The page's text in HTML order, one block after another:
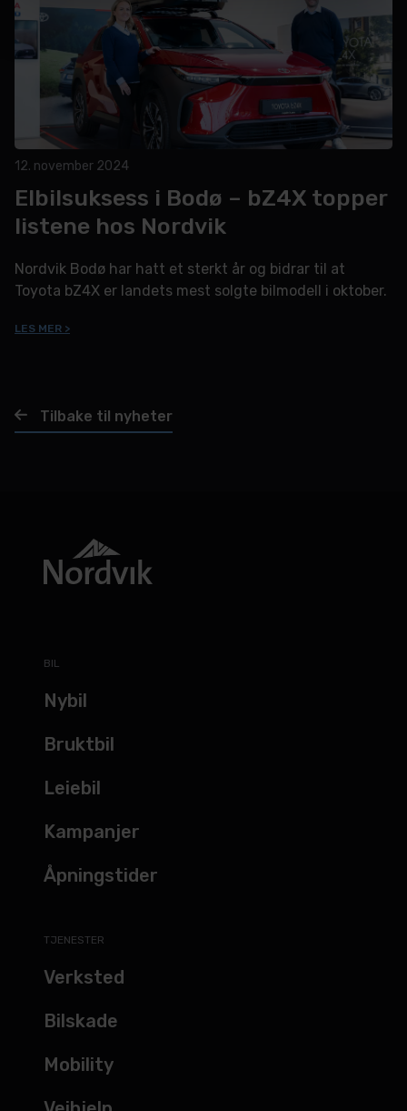
12. november 2024
Elbilsuksess i Bodø – bZ4X topper
listene hos Nordvik
Nordvik Bodø har hatt et sterkt år og bidrar til at
Toyota bZ4X er landets mest solgte bilmodell i oktober.
LES MER >
Tilbake til nyheter
BIL
Nybil
Bruktbil
Leiebil
Kampanjer
Åpningstider
TJENESTER
Verksted
Bilskade
Mobility